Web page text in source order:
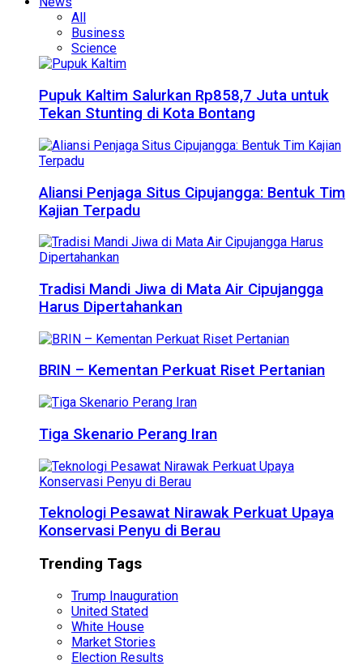
All
Business
Science
Pupuk Kaltim Salurkan Rp858,7 Juta untuk
Tekan Stunting di Kota Bontang
Aliansi Penjaga Situs Cipujangga: Bentuk Tim
Kajian Terpadu
Tradisi Mandi Jiwa di Mata Air Cipujangga
Harus Dipertahankan
BRIN – Kementan Perkuat Riset Pertanian
Tiga Skenario Perang Iran
Teknologi Pesawat Nirawak Perkuat Upaya
Konservasi Penyu di Berau
Trending Tags
Trump Inauguration
United Stated
White House
Market Stories
Election Results